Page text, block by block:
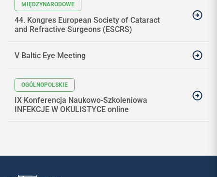
44. Kongres European Society of Cataract
and Refractive Surgeons (ESCRS)
V Baltic Eye Meeting
IX Konferencja Naukowo-Szkoleniowa
INFEKCJE W OKULISTYCE online